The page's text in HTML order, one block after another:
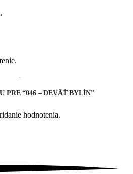
PRE “046 – DEVÄŤ BYLÍN”
hodnotenia.